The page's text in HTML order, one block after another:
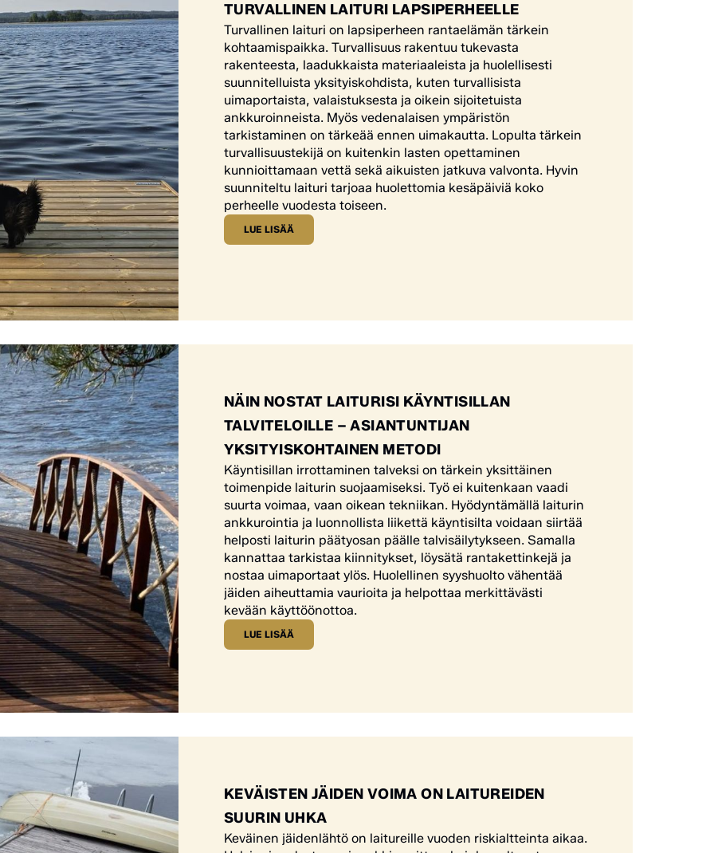
TURVALLINEN LAITURI LAPSIPERHEELLE
Turvallinen laituri on lapsiperheen rantaelämän tärkein
kohtaamispaikka. Turvallisuus rakentuu tukevasta
rakenteesta, laadukkaista materiaaleista ja huolellisesti
suunnitelluista yksityiskohdista, kuten turvallisista
uimaportaista, valaistuksesta ja oikein sijoitetuista
ankkuroinneista. Myös vedenalaisen ympäristön
tarkistaminen on tärkeää ennen uimakautta. Lopulta tärkein
turvallisuustekijä on kuitenkin lasten opettaminen
kunnioittamaan vettä sekä aikuisten jatkuva valvonta. Hyvin
suunniteltu laituri tarjoaa huolettomia kesäpäiviä koko
perheelle vuodesta toiseen.
LUE LISÄÄ
NÄIN NOSTAT LAITURISI KÄYNTISILLAN
TALVITELOILLE – ASIANTUNTIJAN
YKSITYISKOHTAINEN METODI
Käyntisillan irrottaminen talveksi on tärkein yksittäinen
toimenpide laiturin suojaamiseksi. Työ ei kuitenkaan vaadi
suurta voimaa, vaan oikean tekniikan. Hyödyntämällä laiturin
ankkurointia ja luonnollista liikettä käyntisilta voidaan siirtää
helposti laiturin päätyosan päälle talvisäilytykseen. Samalla
kannattaa tarkistaa kiinnitykset, löysätä rantakettinkejä ja
nostaa uimaportaat ylös. Huolellinen syyshuolto vähentää
jäiden aiheuttamia vaurioita ja helpottaa merkittävästi
kevään käyttöönottoa.
LUE LISÄÄ
KEVÄISTEN JÄIDEN VOIMA ON LAITUREIDEN
SUURIN UHKA
Keväinen jäidenlähtö on laitureille vuoden riskialtteinta aikaa.